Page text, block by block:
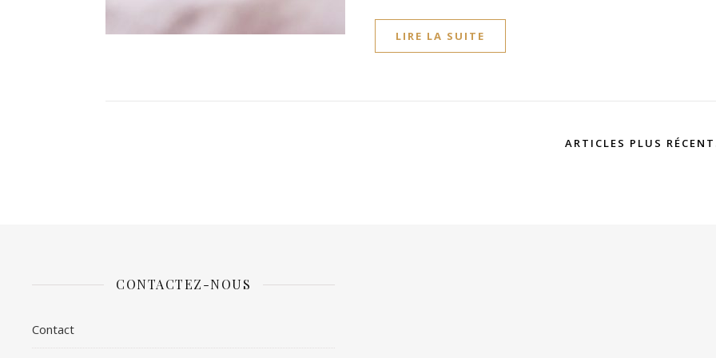
LIRE LA SUITE
ARTICLES PLUS
CONTACTEZ-NOUS
Contact